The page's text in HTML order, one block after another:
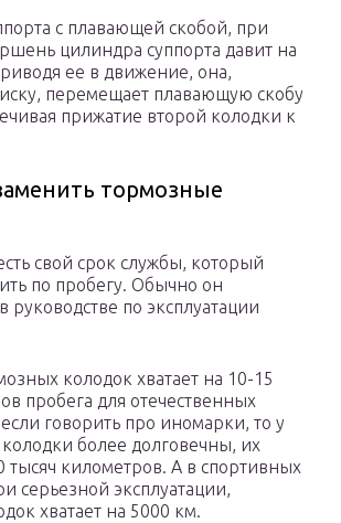
с плавающей скобой, при
цилиндра суппорта давит на
ее в движение, она,
перемещает плавающую скобу
прижатие второй колодки к
тормозные
свой срок службы, который
по пробегу. Обычно он
руководстве по эксплуатации
колодок хватает на 10-15
пробега для отечественных
говорить про иномарки, то у
более долговечны, их
тысяч километров. А в спортивных
серьезной эксплуатации,
хватает на 5000 км.